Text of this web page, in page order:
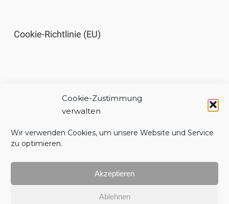
Cookie-Zustimmung
verwalten
Wir verwenden Cookies, um unsere Website und Service
zu optimieren.
Akzeptieren
Ablehnen
Cookie-Richtlinie (EU)
Datenschutzerklärung